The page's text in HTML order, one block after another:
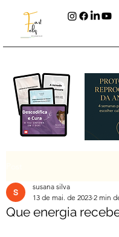
Que energia
susana silva
13 de mai. de 2023 2 min